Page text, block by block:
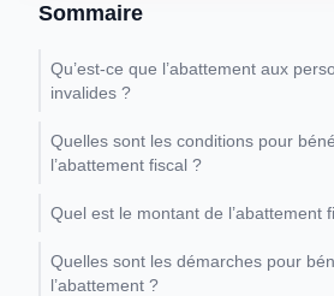
Sommaire
Qu’est-ce que l’abattement aux
invalides ?
Quelles sont les conditions pour
l’abattement fiscal ?
Quel est le montant de l’abattement
Quelles sont les démarches pour
l’abattement ?